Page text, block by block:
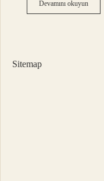
Devamını okuyunDuşta
Ne
Sitemap